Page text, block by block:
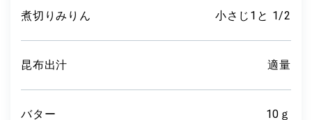
煮切りみりん 小さじ1と 1/2
昆布出汁 適量
バター 10ｇ